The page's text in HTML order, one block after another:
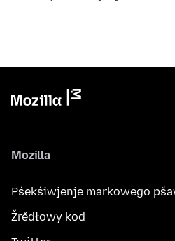
Mozilla
Pśekśiwjenje markowego
Žrědłowy kod